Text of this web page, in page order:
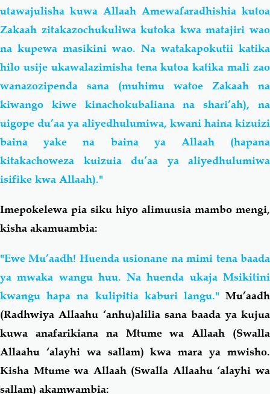
utawajulisha kuwa Allaah Amewafaradhishia kutoa
Zakaah zitakazochukuliwa kutoka kwa matajiri wao
na kupewa masikini wao. Na watakapokutii katika
hilo usije ukawalazimisha tena kutoa katika mali zao
wanazozipenda sana (muhimu watoe Zakaah na
kiwango kiwe kinachokubaliana na shari’ah), na
uigope du’aa ya aliyedhulumiwa, kwani haina kizuizi
baina yake na baina ya Allaah (hapana
kitakachoweza kuizuia du’aa ya aliyedhulumiwa
isifike kwa Allaah)."
Imepokelewa pia siku hiyo alimuusia mambo mengi,
kisha akamuambia:
"Ewe Mu’aadh! Huenda usionane na mimi tena baada
ya mwaka wangu huu. Na huenda ukaja Msikitini
kwangu hapa na kulipitia kaburi langu." Mu’aadh
(Radhwiya Allaahu ‘anhu)alilia sana baada ya kujua
kuwa anafarikiana na Mtume wa Allaah (Swalla
Allaahu ‘alayhi wa sallam) kwa mara ya mwisho.
Kisha Mtume wa Allaah (Swalla Allaahu ‘alayhi wa
sallam) akamwambia: